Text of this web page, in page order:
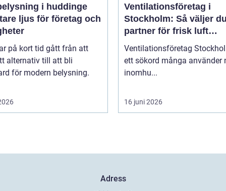
i huddinge
ljus för företag och
på kort tid gått från att
alternativ till att bli
för modern belysning.
Ventilationsföretag i
Stockholm: Så väljer
partner för frisk luft
inomhus
Ventilationsföretag
ett sökord många använder
inomhu...
16 juni 2026
Adress